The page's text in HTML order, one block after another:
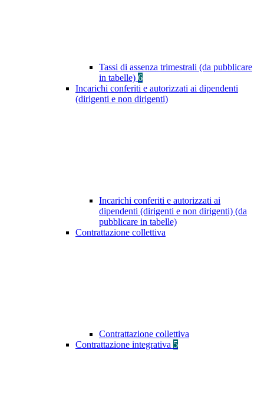
Tassi di assenza trimestrali (da pubblicare
in tabelle) 6
Incarichi conferiti e autorizzati ai dipendenti
(dirigenti e non dirigenti)
Incarichi conferiti e autorizzati ai
dipendenti (dirigenti e non dirigenti) (da
pubblicare in tabelle)
Contrattazione collettiva
Contrattazione collettiva
Contrattazione integrativa 5